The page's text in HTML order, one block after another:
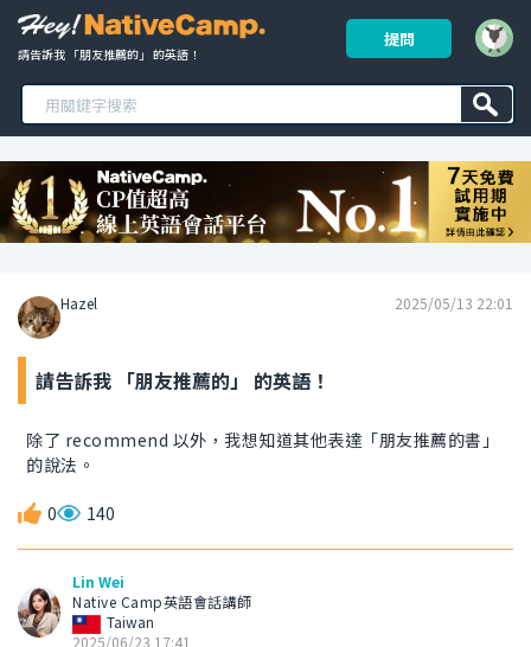
請告訴我 「朋友推薦的」 的英語！
提問
Hazel 2025/05/13 22:01
請告訴我 「朋友推薦的」 的英語！
除了 recommend 以外，我想知道其他表達「朋友推薦的書」
的說法。
0 140
Lin Wei
Native Camp英語會話講師
Taiwan
2025/06/23 17:41